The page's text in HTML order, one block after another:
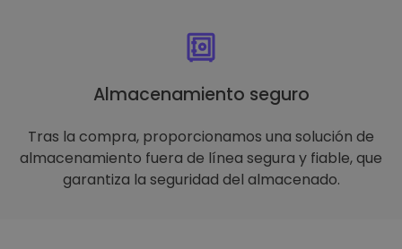
Almacenamiento seguro
Tras la compra, proporcionamos una solución de
almacenamiento fuera de línea segura y fiable, que
garantiza la seguridad del almacenado.